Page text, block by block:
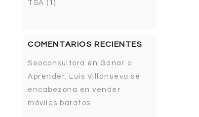
TSA (1)
COMENTARIOS RECIENTES
Seoconsultora en Ganar o
Aprender. Luis Villanueva se
encabezona en vender
móviles baratos